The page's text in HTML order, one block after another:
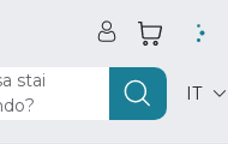
stai
IT